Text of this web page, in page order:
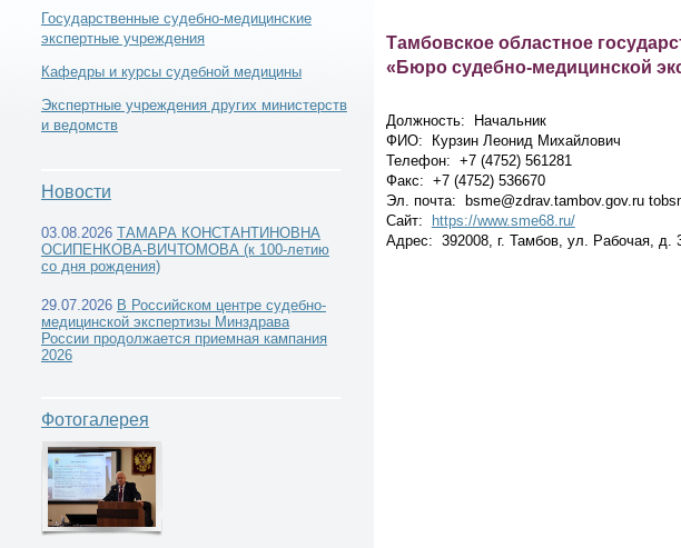
Государственные судебно-медицинские экспертные
Центральный федеральный округ -
Государственные судебно-медицинские
экспертные учреждения
Кафедры и курсы судебной медицины
Экспертные учреждения других министерств
и ведомств
Новости
03.08.2026 ТАМАРА КОНСТАНТИНОВНА
ОСИПЕНКОВА-ВИЧТОМОВА (к 100-летию
со дня рождения)
29.07.2026 В Российском центре судебно-
медицинской экспертизы Минздрава
России продолжается приемная кампания
2026
Фотогалерея
Тамбовское областное
«Бюро судебно-медицинской
Должность: Начальник
ФИО: Курзин Леонид Михайлович
Телефон: +7 (4752) 561281
Факс: +7 (4752) 536670
Эл. почта: bsme@zdrav.tambov.gov.ru
Сайт:
https://www.sme68.ru/
Адрес: 392008, г. Тамбов, ул. Рабочая, д.